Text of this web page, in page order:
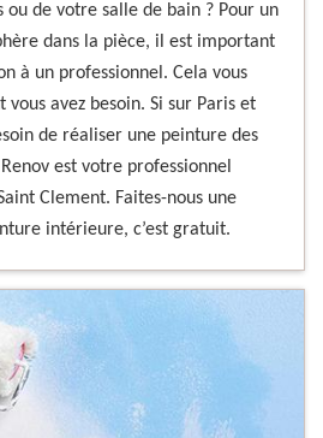
ou de votre salle de bain ? Pour un
dans la pièce, il est important
à un professionnel. Cela vous
vous avez besoin. Si sur Paris et
de réaliser une peinture des
est votre professionnel
Clement. Faites-nous une
intérieure, c’est gratuit.